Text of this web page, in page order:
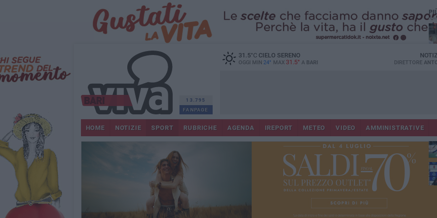
13.795
FANPAGE
31.5°CCIELO SERENO
OGGI MIN 24° MAX 31.5° A BARI DIRETTORE
HOME NOTIZIE SPORT RUBRICHE AGENDA IREPORT METEO VIDEO AMMINISTRATIVE